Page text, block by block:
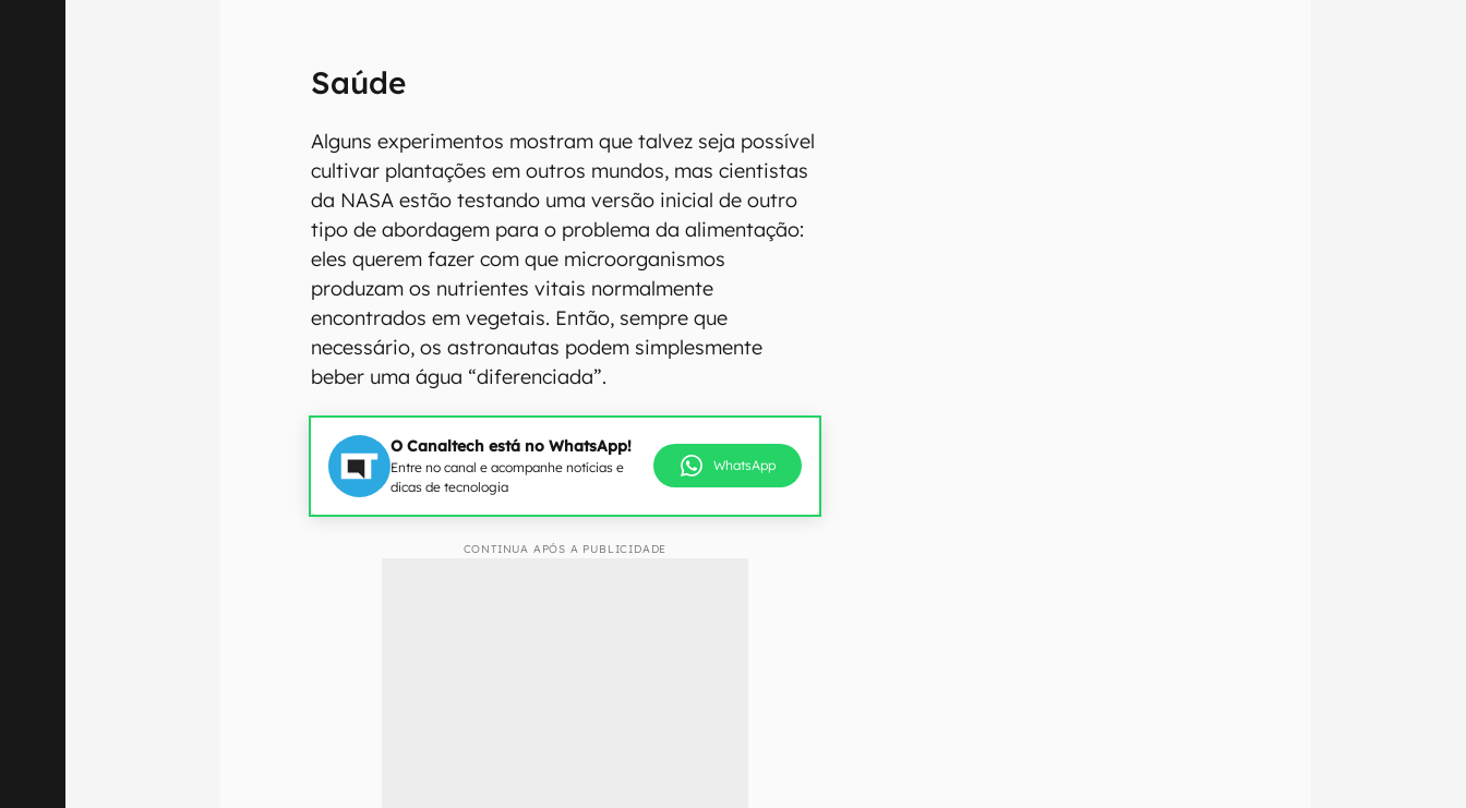
Saúde
Alguns experimentos mostram que talvez seja possível
cultivar plantações em outros mundos, mas cientistas
da NASA estão testando uma versão inicial de outro
tipo de abordagem para o problema da alimentação:
eles querem fazer com que microorganismos
produzam os nutrientes vitais normalmente
encontrados em vegetais. Então, sempre que
necessário, os astronautas podem simplesmente
beber uma água “diferenciada”.
O Canaltech está no WhatsApp!
Entre no canal e acompanhe notícias e
dicas de tecnologia
WhatsApp
CONTINUA APÓS A PUBLICIDADE